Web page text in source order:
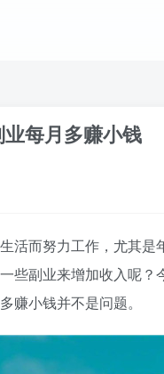
每月多赚小钱
活而努力工作，尤其
些副业来增加收入呢
赚小钱并不是问题。